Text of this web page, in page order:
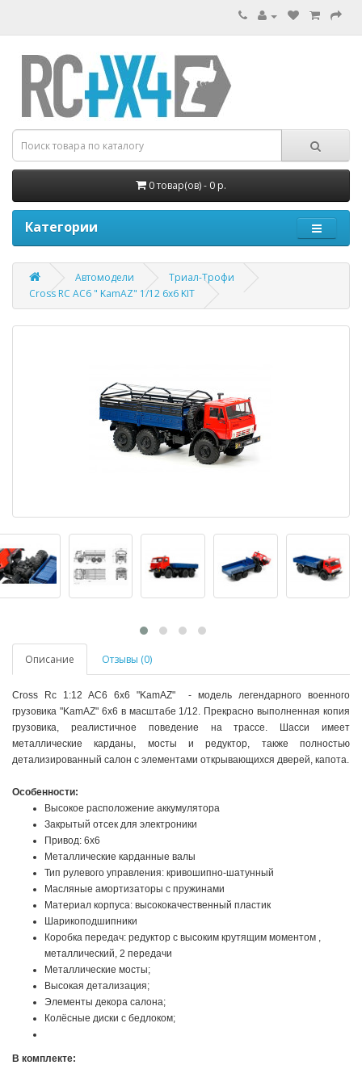
0 товар(ов) - 0 р.
Категории
Автомодели
Триал-Трофи
Cross RC AC6 " KamAZ" 1/12 6x6 KIT
Описание Отзывы (0)
Cross Rc 1:12 AC6 6x6 "KamAZ" - модель легендарного военного
грузовика "KamAZ" 6х6 в масштабе 1/12. Прекрасно выполненная копия
грузовика, реалистичное поведение на трассе. Шасси имеет
металлические карданы, мосты и редуктор, также полностью
детализированный салон с элементами открывающихся дверей, капота.
Особенности:
Высокое расположение аккумулятора
Закрытый отсек для электроники
Привод: 6x6
Металлические карданные валы
Тип рулевого управления: кривошипно-шатунный
Масляные амортизаторы с пружинами
Материал корпуса: высококачественный пластик
Шарикоподшипники
Коробка передач: редуктор с высоким крутящим моментом ,
металлический, 2 передачи
Металлические мосты;
Высокая детализация;
Элементы декора салона;
Колёсные диски с бедлоком;
В комплекте: